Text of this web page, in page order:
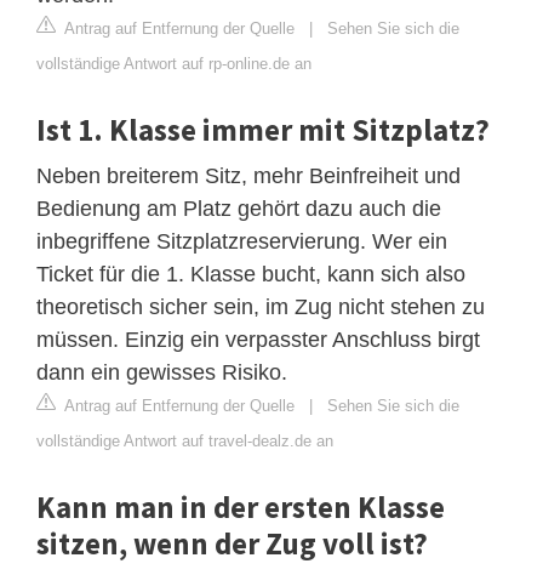
Antrag auf Entfernung der Quelle | Sehen Sie sich die
vollständige Antwort auf rp-online.de an
Ist 1. Klasse immer mit Sitzplatz?
Neben breiterem Sitz, mehr Beinfreiheit und
Bedienung am Platz gehört dazu auch die
inbegriffene Sitzplatzreservierung. Wer ein
Ticket für die 1. Klasse bucht, kann sich also
theoretisch sicher sein, im Zug nicht stehen zu
müssen. Einzig ein verpasster Anschluss birgt
dann ein gewisses Risiko.
Antrag auf Entfernung der Quelle | Sehen Sie sich die
vollständige Antwort auf travel-dealz.de an
Kann man in der ersten Klasse
sitzen, wenn der Zug voll ist?